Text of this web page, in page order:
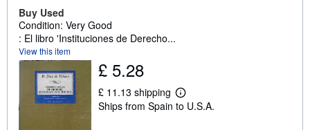
Buy Used
Condition: Very Good
: El libro 'Instituciones de Derecho...
View this item
£ 5.28
£ 11.13 shipping
L
e
Ships from Spain to U.S.A.